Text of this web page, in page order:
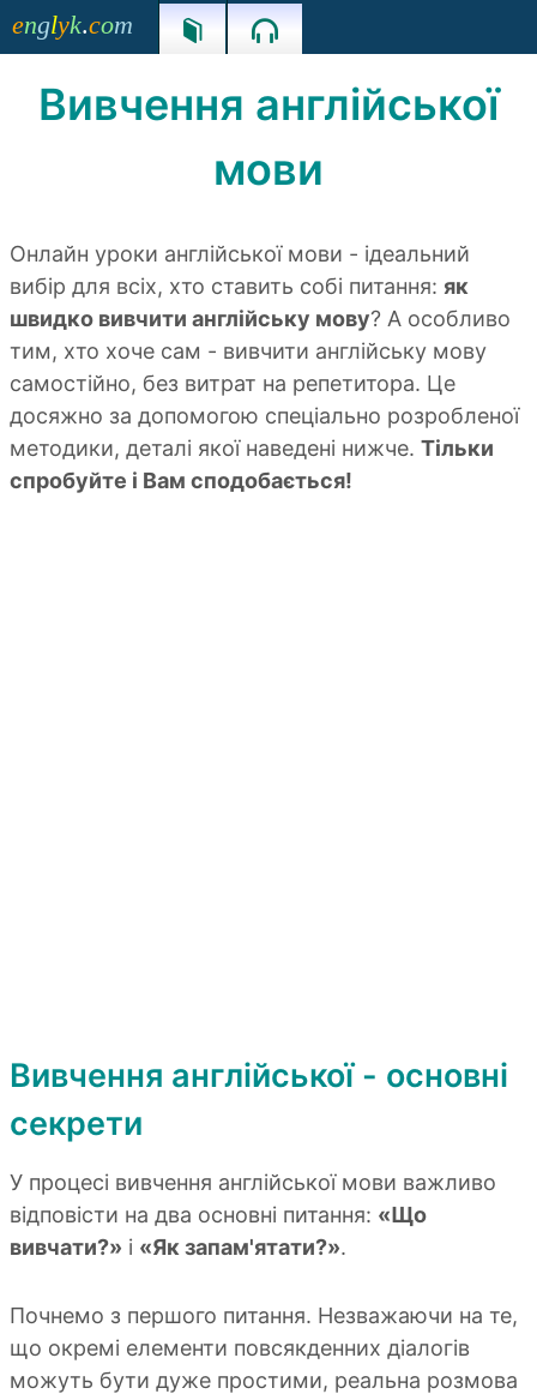
englyk.com  
Вивчення англійської
мови
Онлайн уроки англійської мови - ідеальний
вибір для всіх, хто ставить собі питання: як
швидко вивчити англійську мову? А особливо
тим, хто хоче сам - вивчити англійську мову
самостійно, без витрат на репетитора. Це
досяжно за допомогою спеціально розробленої
методики, деталі якої наведені нижче. Тільки
спробуйте і Вам сподобається!
Вивчення англійської - основні
секрети
У процесі вивчення англійської мови важливо
відповісти на два основні питання: «Що
вивчати?» і «Як запам'ятати?».
Почнемо з першого питання. Незважаючи на те,
що окремі елементи повсякденних діалогів
можуть бути дуже простими, реальна розмова